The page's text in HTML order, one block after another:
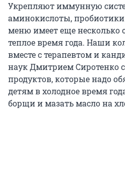
Укрепляют иммунную
аминокислоты,
меню имеет еще несколько
теплое время года. Наши
вместе с терапевтом и
наук Дмитрием Сиротенко
продуктов, которые надо
детям в холодное время
борщи и мазать масло на